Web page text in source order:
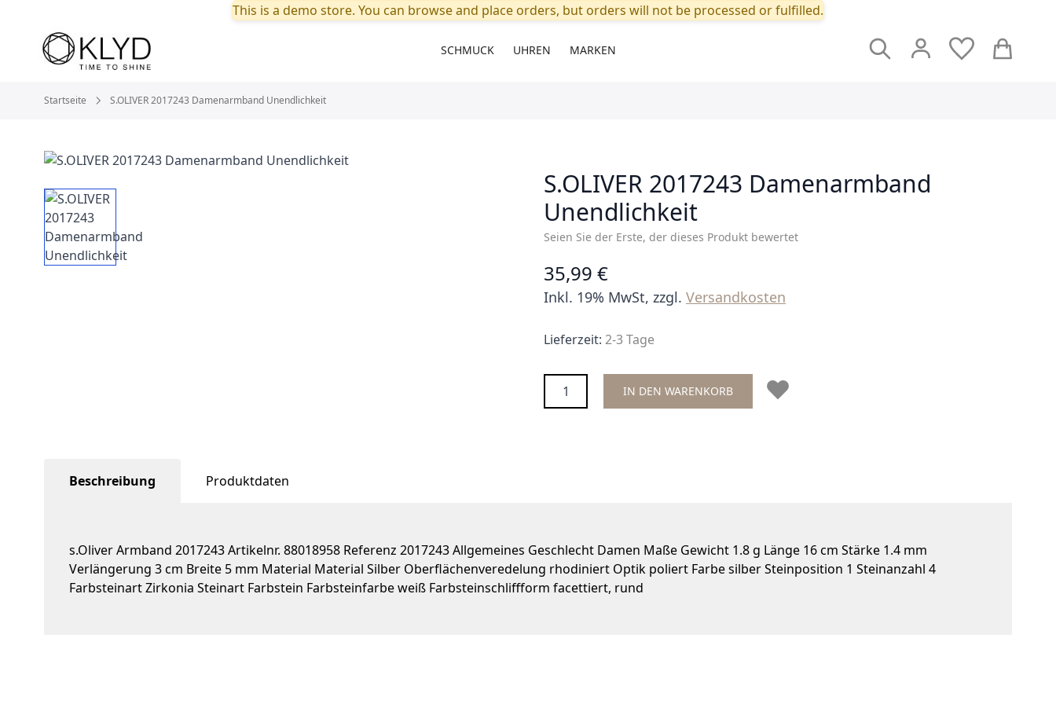
This is a demo store. You can browse and place orders, but orders will not be processed or fulfilled.
SCHMUCK UHREN MARKEN Suche Cart
Startseite S.OLIVER 2017243 Damenarmband Unendlichkeit
S.OLIVER 2017243 Damenarmband
Unendlichkeit
Seien Sie der Erste, der dieses Produkt bewertet
35,99 €
Inkl. 19% MwSt, zzgl. Versandkosten
Lieferzeit: 2-3 Tage
Menge IN DEN WARENKORB
Beschreibung Produktdaten
s.Oliver Armband 2017243 Artikelnr. 88018958 Referenz 2017243 Allgemeines Geschlecht Damen Maße Gewicht 1.8 g Länge 16 cm Stärke 1.4 mm
Verlängerung 3 cm Breite 5 mm Material Material Silber Oberflächenveredelung rhodiniert Optik poliert Farbe silber Steinposition 1 Steinanzahl 4
Farbsteinart Zirkonia Steinart Farbstein Farbsteinfarbe weiß Farbsteinschliffform facettiert, rund